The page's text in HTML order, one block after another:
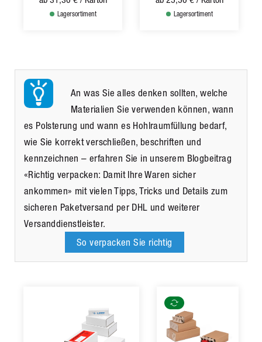
Lagersortiment Lagersortiment
An was Sie alles denken sollten, welche
Materialien Sie verwenden können, wann
es Polsterung und wann es Hohlraumfüllung bedarf,
wie Sie korrekt verschließen, beschriften und
kennzeichnen – erfahren Sie in unserem Blogbeitrag
«Richtig verpacken: Damit Ihre Waren sicher
ankommen» mit vielen Tipps, Tricks und Details zum
sicheren Paketversand per DHL und weiterer
Versanddienstleister.
So verpacken Sie richtig